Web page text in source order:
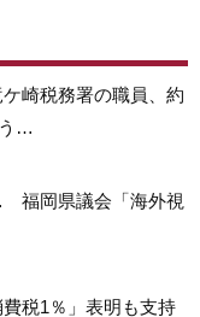
ケ崎税務署の職員、約
…
福岡県議会「海外視
費税1％」表明も支持